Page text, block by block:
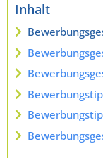
Inhalt